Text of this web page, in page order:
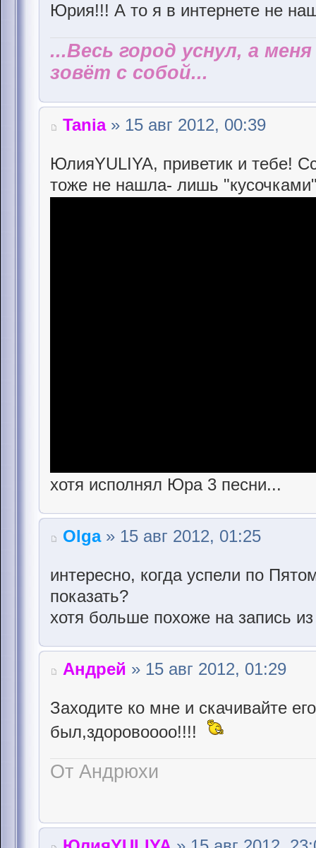
Юрия!!! А то я в интернете не
...Весь город уснул, а
зовёт с собой...
Tania» 15 авг 2012, 00:39
ЮлияYULIYA, приветик и тебе!
тоже не нашла- лишь
хотя исполнял Юра 3 песни...
Olga» 15 авг 2012, 01:25
интересно, когда успели по
показать?
хотя больше похоже на запись
Андрей » 15 авг 2012, 01:29
Заходите ко мне и скачивайте
был,здоровоооо!!!!
От Андрюхи